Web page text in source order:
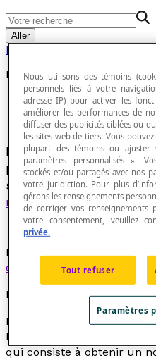
Aller
Probabilité
Évènement possible
Évènement qui peut se
peut prédire qu'il
sous-ensemble non
résultats possibles.
Il faut noter qu'on utilise
évènement probable
à la
Exemples
Dans l'expérience
honnête à 6 faces
qui consiste à obtenir un
Nous utilisons des témoins
personnels liés à votre
adresse IP) pour activer les
améliorer les performances de
diffuser des publicités ciblées ou
les sites web de tiers. Vous
plupart des témoins ou ajuster
paramètres personnalisés ».
stockés et/ou partagés avec nos
votre juridiction. Pour plus
gérons les renseignements
de corriger vos
votre consentement, veuillez
privée.
Tout refuser
Paramètres